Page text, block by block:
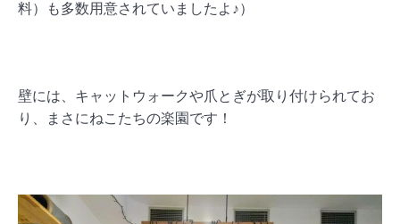
料）も多数用意されていましたよ♪）
壁には、キャットウォークや爪とぎが取り付けられてお
り、まさにねこたちの楽園です！